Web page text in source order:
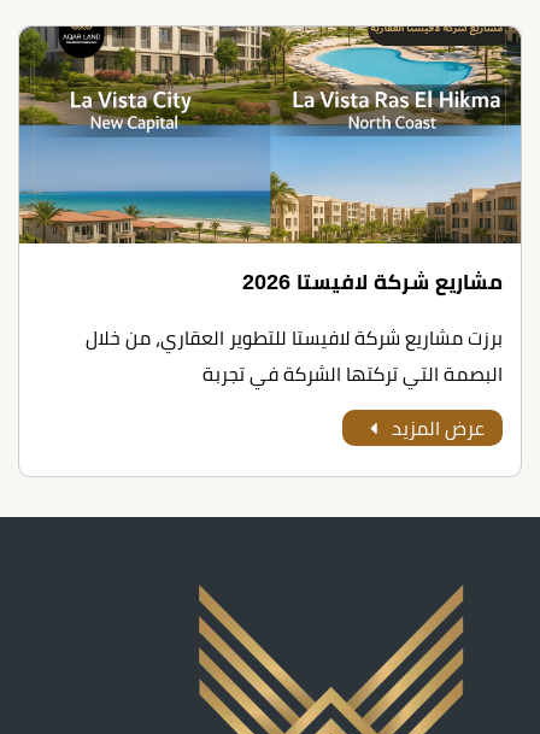
مشاريع شركة لافيستا 2026
برزت مشاريع شركة لافيستا للتطوير العقاري، من خلال
البصمة التي تركتها الشركة في تجربة
عرض المزيد